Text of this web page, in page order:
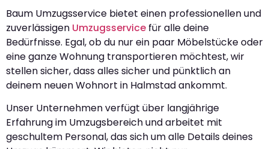
Baum Umzugsservice bietet einen professionellen und
zuverlässigen Umzugsservice für alle deine
Bedürfnisse. Egal, ob du nur ein paar Möbelstücke oder
eine ganze Wohnung transportieren möchtest, wir
stellen sicher, dass alles sicher und pünktlich an
deinem neuen Wohnort in Halmstad ankommt.
Unser Unternehmen verfügt über langjährige
Erfahrung im Umzugsbereich und arbeitet mit
geschultem Personal, das sich um alle Details deines